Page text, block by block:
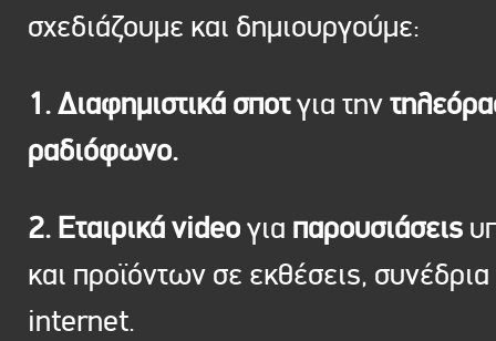
σχεδιάζουμε και δημιουργούμε:
1. Διαφημιστικά σποτγια την
ραδιόφωνο.
2. Εταιρικά videoγια παρουσιάσεις
και προϊόντων σε εκθέσεις, συνέδρια
internet.